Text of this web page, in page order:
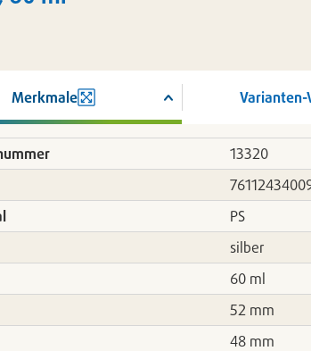
Merkmale Varianten-
13320
PS
silber
60 ml
52 mm
48 mm